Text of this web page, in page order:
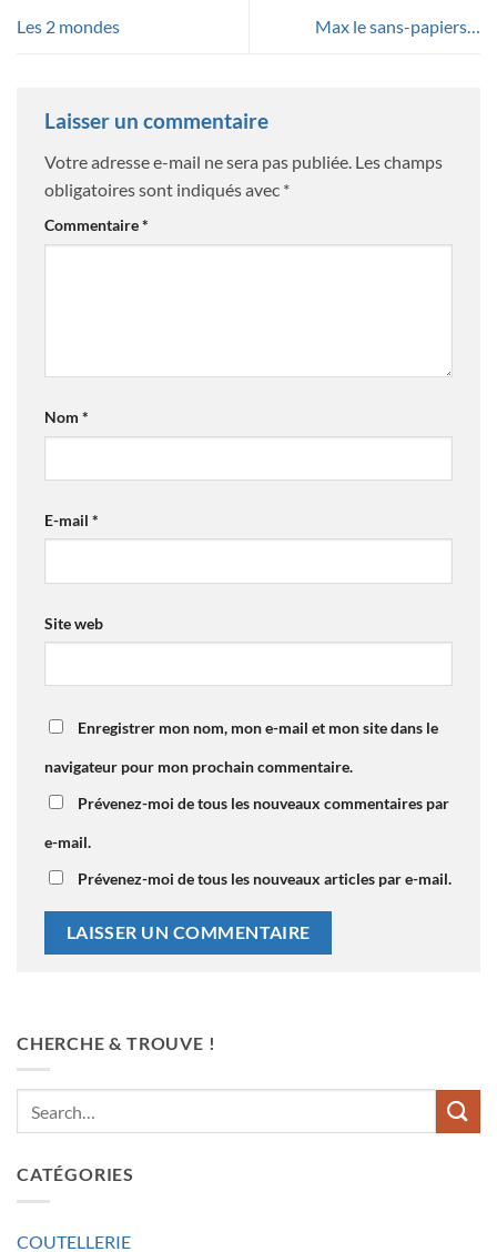
Les 2 mondes Max le sans-papiers…
Laisser un commentaire
Votre adresse e-mail ne sera pas publiée. Les champs
obligatoires sont indiqués avec *
Commentaire*
Nom *
E-mail *
Site web
Enregistrer mon nom, mon e-mail et mon site dans le
navigateur pour mon prochain commentaire.
Prévenez-moi de tous les nouveaux commentaires par
e-mail.
Prévenez-moi de tous les nouveaux articles par e-mail.
CHERCHE & TROUVE !
CATÉGORIES
COUTELLERIE